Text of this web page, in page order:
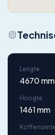
Lengte
4670 mm
Hoogte
1461 mm